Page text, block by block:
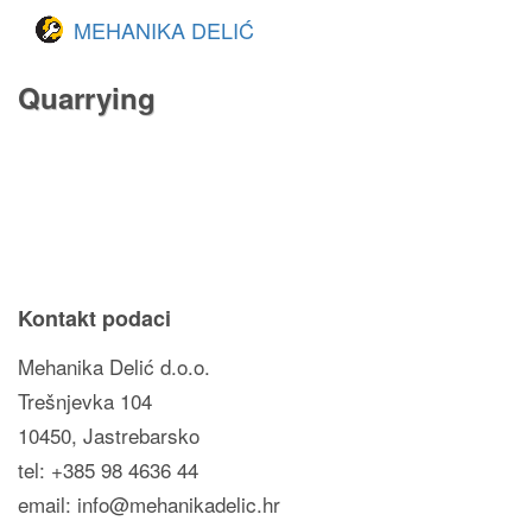
MEHANIKA DELIĆ
Quarrying
Kontakt podaci
Mehanika Delić d.o.o.
Trešnjevka 104
10450, Jastrebarsko
tel: +385 98 4636 44
email: info@mehanikadelic.hr